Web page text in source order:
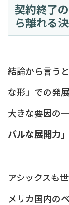
契約終了
ら離れる
結論から言う
な形」での発
大きな要因の
バルな展開力」
アシックスも
メリカ国内の